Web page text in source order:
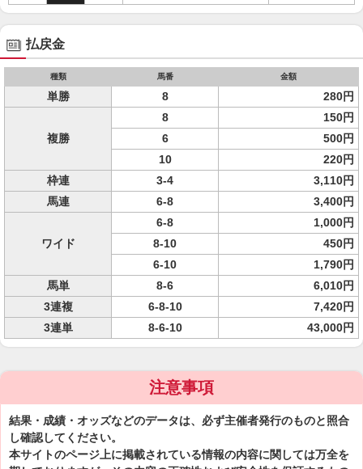
払戻金
種類 馬番 金額
単勝 8 280円
複勝
8
150円
6
500円
10
220円
枠連
3-4
3,110円
馬連
6-8 3,400円
ワイド
6-8
1,000円
8-10
450円
6-10
1,790円
馬単
8-6
6,010円
3連複
6-8-10
7,420円
3連単
8-6-10 43,000円
注意事項
結果・成績・オッズなどのデータは、必ず主催者発行のものと照合
し確認してください。
本サイトのページ上に掲載されている情報の内容に関しては万全を